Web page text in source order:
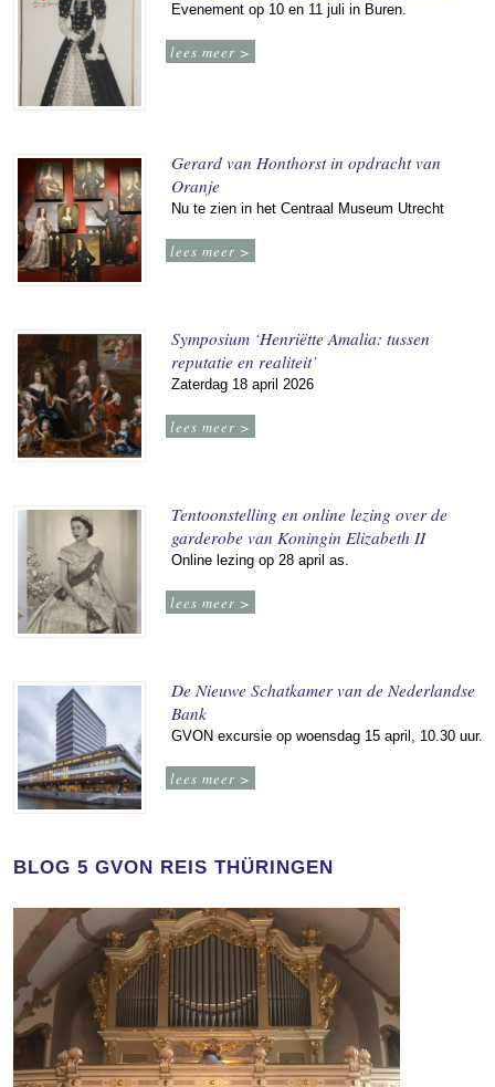
Evenement op 10 en 11 juli in Buren.
lees meer >
Gerard van Honthorst in opdracht van
Oranje
Nu te zien in het Centraal Museum Utrecht
lees meer >
Symposium ‘Henriëtte Amalia: tussen
reputatie en realiteit’
Zaterdag 18 april 2026
lees meer >
Tentoonstelling en online lezing over de
garderobe van Koningin Elizabeth II
Online lezing op 28 april as.
lees meer >
De Nieuwe Schatkamer van de Nederlandse
Bank
GVON excursie op woensdag 15 april, 10.30 uur.
lees meer >
BLOG 5 GVON REIS THÜRINGEN